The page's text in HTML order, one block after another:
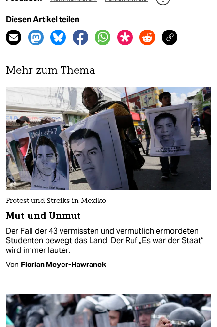
Diesen Artikel teilen
Mehr zum Thema
Protest und Streiks in Mexiko
Mut und Unmut
Der Fall der 43 vermissten und vermutlich ermordeten
Studenten bewegt das Land. Der Ruf „Es war der Staat“
wird immer lauter.
Von Florian Meyer-Hawranek